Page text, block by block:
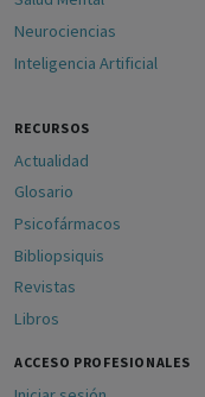
Neurociencias
Inteligencia Artificial
RECURSOS
Actualidad
Glosario
Psicofármacos
Bibliopsiquis
Revistas
Libros
ACCESO PROFESIONALES